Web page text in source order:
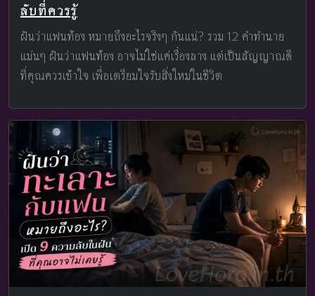
ลับที่ควรรู้
ฝันว่าแฟนท้อง หมายถึงอะไรจริงๆ กันแน่? รวม 12 คำทำนาย
แม่นๆ ฝันว่าแฟนท้อง อาจไม่ใช่แค่เรื่องลาง แต่เป็นสัญญาณดี
ที่คุณควรเข้าใจ เพื่อเตรียมใจรับสิ่งใหม่ในชีวิต